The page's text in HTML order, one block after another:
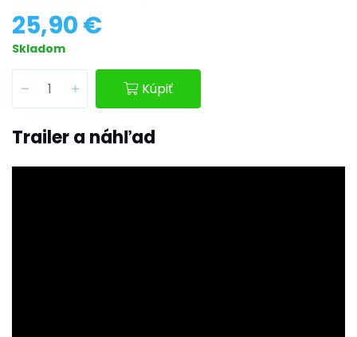
25,90 €
Skladom
Kúpiť
Trailer a náhľad